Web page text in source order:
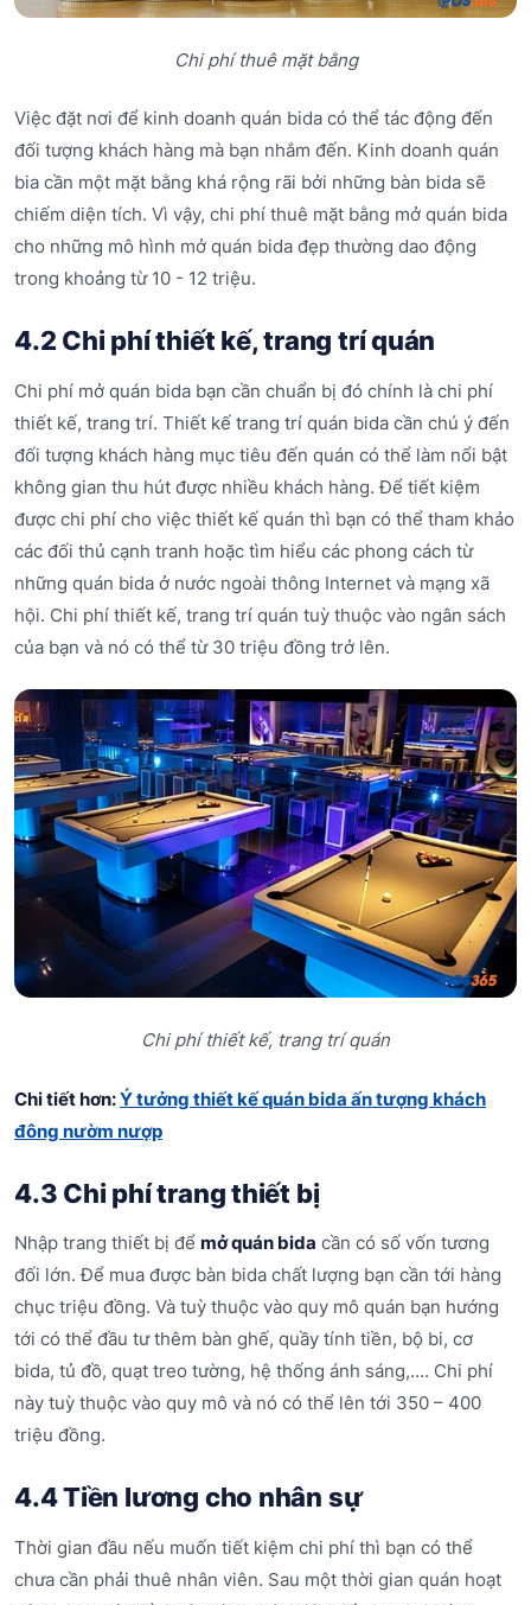
Chi phí thuê mặt bằng
Việc đặt nơi để kinh doanh quán bida có thể tác động đến
đối tượng khách hàng mà bạn nhắm đến. Kinh doanh quán
bia cần một mặt bằng khá rộng rãi bởi những bàn bida sẽ
chiếm diện tích. Vì vậy, chi phí thuê mặt bằng mở quán bida
cho những mô hình mở quán bida đẹp thường dao động
trong khoảng từ 10 - 12 triệu.
4.2 Chi phí thiết kế, trang trí quán
Chi phí mở quán bida bạn cần chuẩn bị đó chính là chi phí
thiết kế, trang trí. Thiết kế trang trí quán bida cần chú ý đến
đối tượng khách hàng mục tiêu đến quán có thể làm nổi bật
không gian thu hút được nhiều khách hàng. Để tiết kiệm
được chi phí cho việc thiết kế quán thì bạn có thể tham khảo
các đối thủ cạnh tranh hoặc tìm hiểu các phong cách từ
những quán bida ở nước ngoài thông Internet và mạng xã
hội. Chi phí thiết kế, trang trí quán tuỳ thuộc vào ngân sách
của bạn và nó có thể từ 30 triệu đồng trở lên.
Chi phí thiết kế, trang trí quán
Chi tiết hơn:Ý tưởng thiết kế quán bida ấn tượng khách
đông nườm nượp
4.3 Chi phí trang thiết bị
Nhập trang thiết bị để mở quán bida cần có số vốn tương
đối lớn. Để mua được bàn bida chất lượng bạn cần tới hàng
chục triệu đồng. Và tuỳ thuộc vào quy mô quán bạn hướng
tới có thể đầu tư thêm bàn ghế, quầy tính tiền, bộ bi, cơ
bida, tủ đồ, quạt treo tường, hệ thống ánh sáng,…. Chi phí
này tuỳ thuộc vào quy mô và nó có thể lên tới 350 – 400
triệu đồng.
4.4 Tiền lương cho nhân sự
Thời gian đầu nếu muốn tiết kiệm chi phí thì bạn có thể
chưa cần phải thuê nhân viên. Sau một thời gian quán hoạt